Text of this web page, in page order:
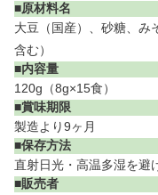
■原材料名
大豆（国産）、砂糖、み
含む）
■内容量
120g（8g×15食）
■賞味期限
製造より9ヶ月
■保存方法
直射日光・高温多湿を避
■販売者